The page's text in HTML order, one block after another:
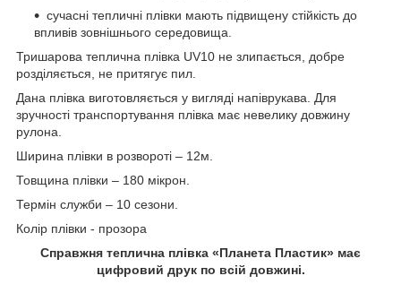
сучасні тепличні плівки мають підвищену стійкість до
впливів зовнішнього середовища.
Тришарова теплична плівка UV10 не злипається, добре
розділяється, не притягує пил.
Дана плівка виготовляється у вигляді напіврукава. Для
зручності транспортування плівка має невелику довжину
рулона.
Ширина плівки в розвороті – 12м.
Товщина плівки – 180 мікрон.
Термін служби – 10 сезони.
Колір плівки - прозора
Справжня теплична плівка «Планета Пластик» має
цифровий друк по всій довжині.